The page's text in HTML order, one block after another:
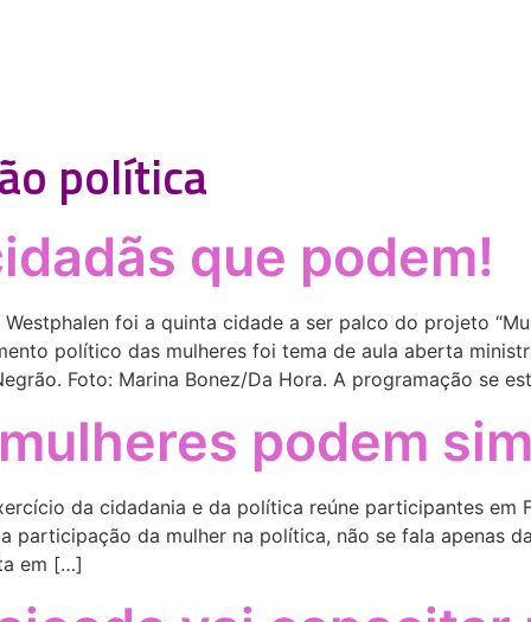
política
que podem!
foi a quinta cidade a ser palco do projeto
político das mulheres foi tema de aula aberta
Foto: Marina Bonez/Da Hora. A programação se
podem
da cidadania e da política reúne participantes em
participação da mulher na política, não se fala apenas
em […]